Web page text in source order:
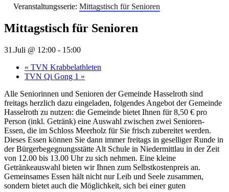
Veranstaltungsserie: Mittagstisch für Senioren
Mittagstisch für Senioren
31.Juli @ 12:00 - 15:00
« TVN Krabbelathleten
TVN Qi Gong 1 »
Alle Seniorinnen und Senioren der Gemeinde Hasselroth sind
freitags herzlich dazu eingeladen, folgendes Angebot der Gemeinde
Hasselroth zu nutzen: die Gemeinde bietet Ihnen für 8,50 € pro
Person (inkl. Getränk) eine Auswahl zwischen zwei Senioren-
Essen, die im Schloss Meerholz für Sie frisch zubereitet werden.
Dieses Essen können Sie dann immer freitags in geselliger Runde in
der Bürgerbegegnungsstätte Alt Schule in Niedermittlau in der Zeit
von 12.00 bis 13.00 Uhr zu sich nehmen. Eine kleine
Getränkeauswahl bieten wir Ihnen zum Selbstkostenpreis an.
Gemeinsames Essen hält nicht nur Leib und Seele zusammen,
sondern bietet auch die Möglichkeit, sich bei einer guten